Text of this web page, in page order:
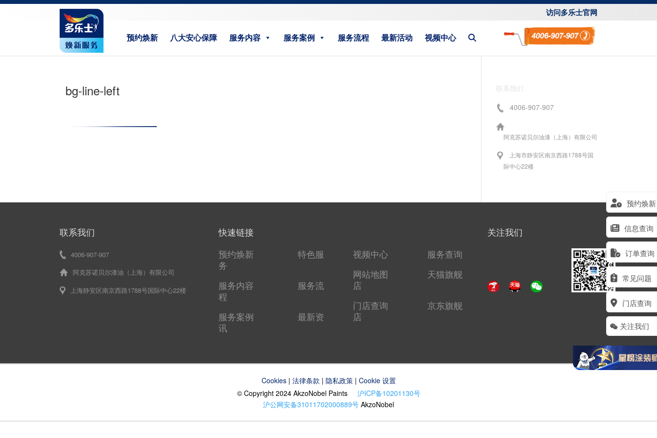
访问多乐士官网
预约焕新 八大安心保障 服务内容 服务案例 服务流程 最新活动 视频中心
预约焕新
信息查询
订单查询
常见问题
门店查询
关注我们
bg-line-left
联系我们
4006-907-907
阿克苏诺贝尔油漆（上海）有限公司
上海市静安区南京西路1788号国
际中心22楼
联系我们
4006-907-907
阿克苏诺贝尔漆油（上海）有限公司
上海静安区南京西路1788号国际中心22楼
快速链接
预约焕新
特色服
务
服务内容
服务流
程
服务案例
最新资
讯
视频中心
服务查询
网站地图
天猫旗舰
店
门店查询
京东旗舰
店
关注我们
Cookies| 法律条款 | 隐私政策| Cookie 设置
© Copyright 2024 AkzoNobel Paints 沪ICP备10201130号
沪公网安备31011702000889号 AkzoNobel